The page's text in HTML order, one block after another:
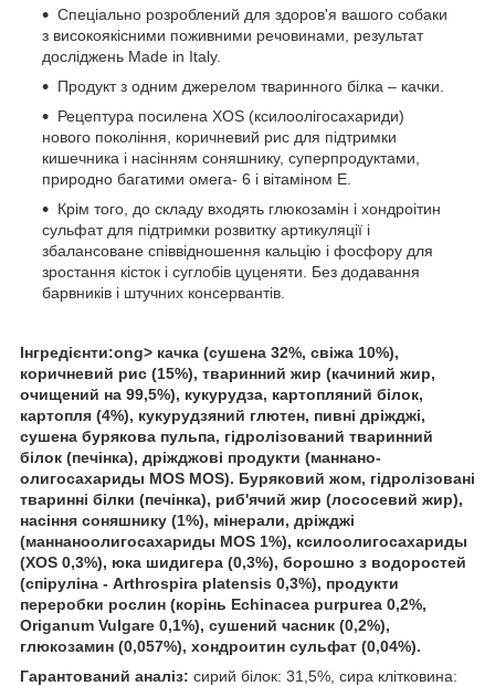
Спеціально розроблений для здоров'я вашого собаки
з високоякісними поживними речовинами, результат
досліджень Made in Italy.
Продукт з одним джерелом тваринного білка – качки.
Рецептура посилена XOS (ксилоолігосахариди)
нового покоління, коричневий рис для підтримки
кишечника і насінням соняшнику, суперпродуктами,
природно багатими омега- 6 і вітаміном E.
Крім того, до складу входять глюкозамін і хондроітин
сульфат для підтримки розвитку артикуляції і
збалансоване співвідношення кальцію і фосфору для
зростання кісток і суглобів цуценяти. Без додавання
барвників і штучних консервантів.
Інгредієнти:ong> качка (сушена 32%, свіжа 10%),
коричневий рис (15%), тваринний жир (качиний жир,
очищений на 99,5%), кукурудза, картопляний білок,
картопля (4%), кукурудзяний глютен, пивні дріжджі,
сушена бурякова пульпа, гідролізований тваринний
білок (печінка), дріжджові продукти (маннано-
олигосахариды MOS MOS). Буряковий жом, гідролізовані
тваринні білки (печінка), риб'ячий жир (лососевий жир),
насіння соняшнику (1%), мінерали, дріжджі
(маннаноолигосахариды MOS 1%), ксилоолигосахариды
(XOS 0,3%), юка шидигера (0,3%), борошно з водоростей
(спіруліна - Arthrospira platensis 0,3%), продукти
переробки рослин (корінь Echinacea purpurea 0,2%,
Origanum Vulgare 0,1%), сушений часник (0,2%),
глюкозамин (0,057%), хондроитин сульфат (0,04%).
Гарантований аналіз: сирий білок: 31,5%, сира клітковина: